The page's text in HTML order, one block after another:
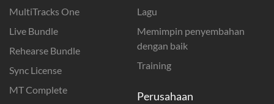
MultiTracks One
Live Bundle
Rehearse Bundle
Sync License
MT Complete
Lagu
Memimpin penyembahan
dengan baik
Training
Perusahaan